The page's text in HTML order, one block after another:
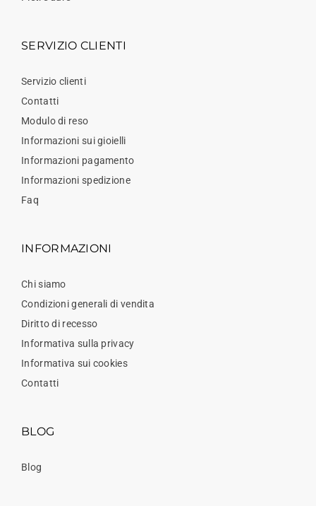
SERVIZIO CLIENTI
Servizio clienti
Contatti
Modulo di reso
Informazioni sui gioielli
Informazioni pagamento
Informazioni spedizione
Faq
INFORMAZIONI
Chi siamo
Condizioni generali di vendita
Diritto di recesso
Informativa sulla privacy
Informativa sui cookies
Contatti
BLOG
Blog